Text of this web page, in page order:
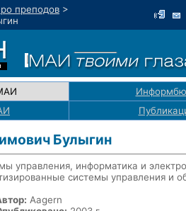
преподов >
Булыгин
управления, информатика и
системы управления и
Aagern